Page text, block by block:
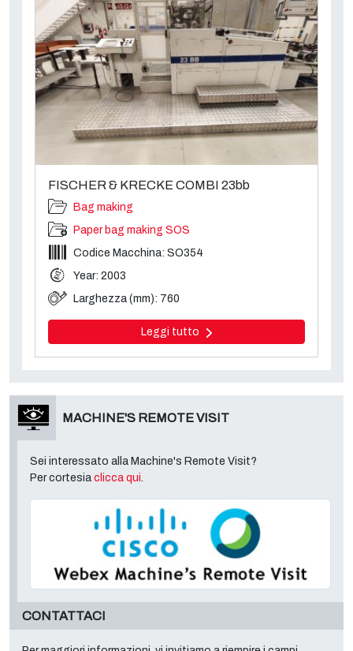
FISCHER & KRECKE COMBI 23bb
Bag making
Paper bag making SOS
Codice Macchina: SO354
Year: 2003
Larghezza (mm): 760
Leggi tutto
MACHINE'S REMOTE VISIT
Sei interessato alla Machine's Remote Visit?
Per cortesia clicca qui.
CONTATTACI